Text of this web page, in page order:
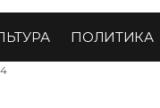
ПОЛИТИКА